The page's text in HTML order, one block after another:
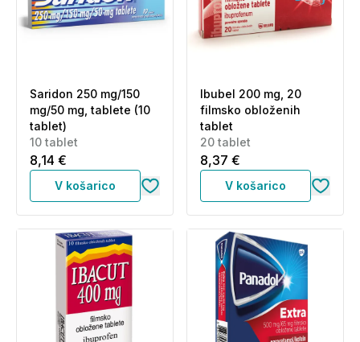
Saridon 250 mg/150
mg/50 mg, tablete (10
tablet)
10 tablet
8,14 €
V košarico
Ibubel 200 mg, 20
filmsko obloženih
tablet
20 tablet
8,37 €
V košarico